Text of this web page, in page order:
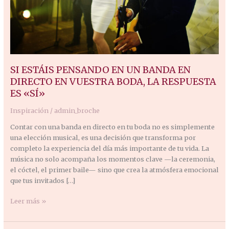
SI ESTÁIS PENSANDO EN UN BANDA EN
DIRECTO EN VUESTRA BODA, LA RESPUESTA
ES «SÍ»
Inspiración / admin_broche
Contar con una banda en directo en tu boda no es simplemente
una elección musical, es una decisión que transforma por
completo la experiencia del día más importante de tu vida. La
música no solo acompaña los momentos clave —la ceremonia,
el cóctel, el primer baile— sino que crea la atmósfera emocional
que tus invitados […]
EN
VUESTRA
BODA,
RESPUESTA
«SÍ»
Leer más »